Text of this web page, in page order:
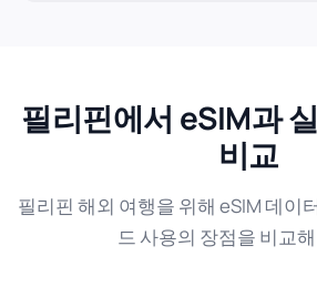
필리핀에서 eSIM과
비교
필리핀 해외 여행을 위해 eSIM 데이
드 사용의 장점을 비교